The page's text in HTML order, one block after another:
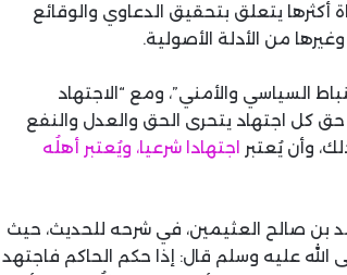
أكثرها يتعلق بتحقيق الدعاوي والوقائع
من الأدلة الأصولية.
السياسي والأمني”، ومع “الاجتهاد
كل اجتهاد يتحرى الحق والعدل والنفع
وأن يُعتبر اجتهادا شرعيا، ويُعتبر أهلُه
بن صالح العثيمين، في شرحه للحديث، حيث
عليه وسلم قال: إذا حكم الحاكم فاجتهد